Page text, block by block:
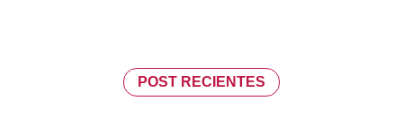
POST RECIENTES